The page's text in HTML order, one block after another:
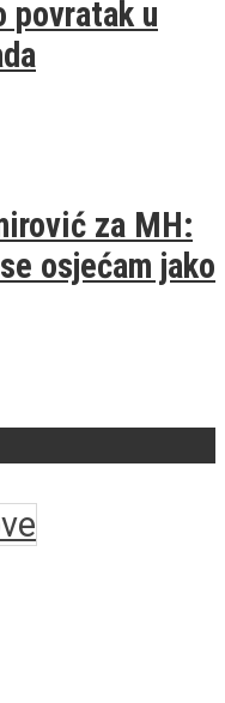
povratak u
za MH:
osjećam jako